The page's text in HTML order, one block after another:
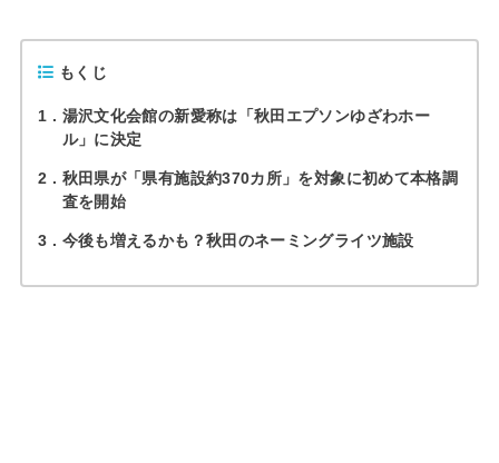
もくじ
1
湯沢文化会館の新愛称は「秋田エプソンゆざわホー
ル」に決定
2
秋田県が「県有施設約370カ所」を対象に初めて本格調
査を開始
3 今後も増えるかも？秋田のネーミングライツ施設